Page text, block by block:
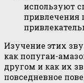
используют
привлечения
Изучение этих
как попугаи-
другом и как их
повседневное